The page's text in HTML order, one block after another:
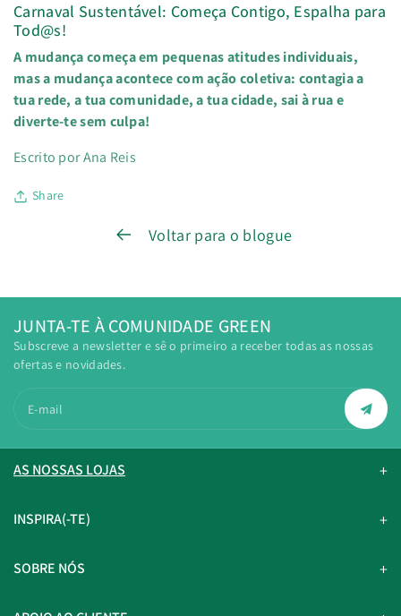
Carnaval Sustentável: Começa Contigo, Espalha para
Tod@s!
A mudança começa em pequenas atitudes individuais,
mas a mudança acontece com ação coletiva: contagia a
tua rede, a tua comunidade, a tua cidade, sai à rua e
diverte-te sem culpa!
Escrito por Ana Reis
Share
Voltar para o blogue
JUNTA-TE À COMUNIDADE GREEN
Subscreve a newsletter e sê o primeiro a receber todas as nossas
ofertas e novidades.
E-mail
AS NOSSAS LOJAS
INSPIRA(-TE)
SOBRE NÓS